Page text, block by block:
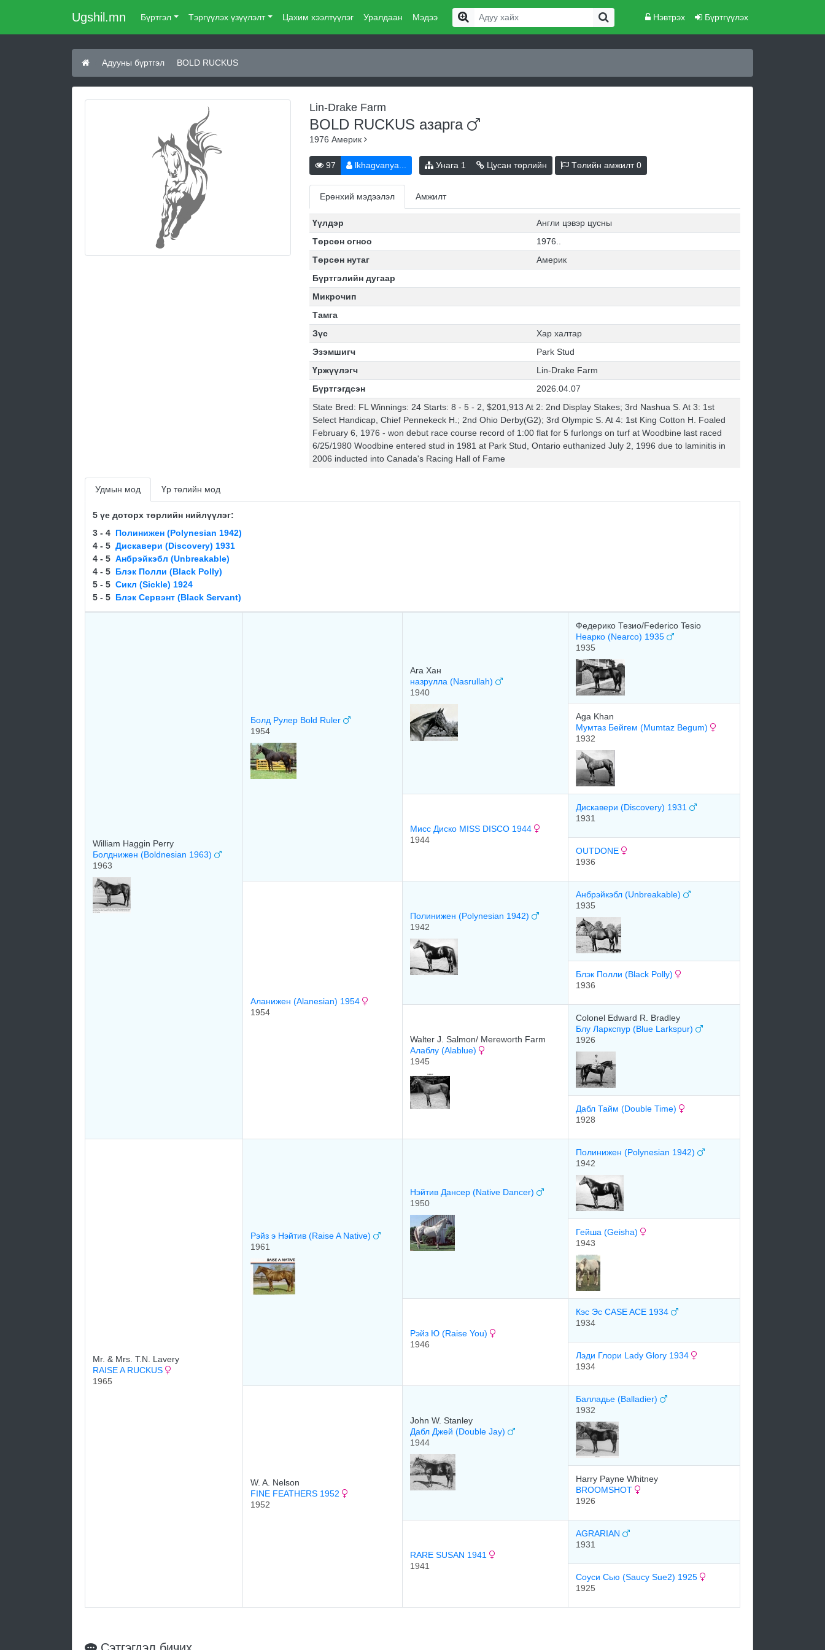
Ugshil.mn Бүртгэл Тэргүүлэх үзүүлэлт Цахим хээлтүүлэг Уралдаан Мэдээ Нэвтрэх Бүртгүүлэх
Адууны бүртгэл BOLD RUCKUS
Lin-Drake Farm
BOLD RUCKUS азарга
1976 Америк
97 lkhagvanya... Унага 1 Цусан төрлийн Төлийн амжилт0
Ерөнхий мэдээлэл Амжилт
Үүлдэр
Англи цэвэр цусны
Төрсөн огноо
1976..
Төрсөн нутаг
Америк
Бүртгэлийн дугаар
Микрочип
Тамга
Зүс
Хар халтар
Эзэмшигч
Park Stud
Үржүүлэгч
Lin-Drake Farm
Бүртгэгдсэн
2026.04.07
State Bred: FL Winnings: 24 Starts: 8 - 5 - 2, $201,913 At 2: 2nd Display Stakes; 3rd Nashua S. At 3: 1st
Select Handicap, Chief Pennekeck H.; 2nd Ohio Derby(G2); 3rd Olympic S. At 4: 1st King Cotton H. Foaled
February 6, 1976 - won debut race course record of 1:00 flat for 5 furlongs on turf at Woodbine last raced
6/25/1980 Woodbine entered stud in 1981 at Park Stud, Ontario euthanized July 2, 1996 due to laminitis in
2006 inducted into Canada's Racing Hall of Fame
Удмын мод Үр төлийн мод
5 үе доторх төрлийн нийлүүлэг:
3 - 4 Полинижен (Polynesian 1942)
4 - 5 Диcкавеpи (Discovery) 1931
4 - 5 Aнбpэйкэбл (Unbreakable)
4 - 5 Блэк Полли (Black Polly)
5 - 5 Cикл (Sickle) 1924
5 - 5 Блэк Сервэнт (Black Servant)
William Haggin Perry
Болднижен (Boldnesian 1963)
1963
Болд Рулер Bold Ruler
1954
Ага Хан
назрулла (Nasrullah)
1940
Федерико Тезио/Federico Tesio
Неарко (Nearco) 1935
1935
Aga Khan
Mумтаз Бeйгeм (Mumtaz Begum)
1932
Мисс Диско MISS DISCO 1944
1944
Диcкавеpи (Discovery) 1931
1931
OUTDONE
1936
Аланижен (Alanesian) 1954
1954
Полинижен (Polynesian 1942)
1942
Aнбpэйкэбл (Unbreakable)
1935
Блэк Полли (Black Polly)
1936
Walter J. Salmon/ Mereworth Farm
Алаблу (Alablue)
1945
Colonel Edward R. Bradley
Блу Ларкспур (Blue Larkspur)
1926
Дабл Тайм (Double Time)
1928
Mr. & Mrs. T.N. Lavery
RAISE A RUCKUS
1965
Рэйз э Нэйтив (Raise A Native)
1961
Нэйтив Дансер (Native Dancer)
1950
Полинижен (Polynesian 1942)
1942
Гейша (Geisha)
1943
Рэйз Ю (Raise You)
1946
Кэс Эс CASE ACE 1934
1934
Лэди Глори Lady Glory 1934
1934
W. A. Nelson
FINE FEATHERS 1952
1952
John W. Stanley
Дабл Джей (Double Jay)
1944
Балладье (Balladier)
1932
Harry Payne Whitney
BROOMSHOT
1926
RARE SUSAN 1941
1941
AGRARIAN
1931
Соуси Сью (Saucy Sue2) 1925
1925